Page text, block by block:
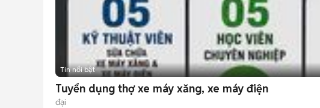
Tin nổi bật
Tuyển dụng thợ xe máy xăng, xe máy điện
đại